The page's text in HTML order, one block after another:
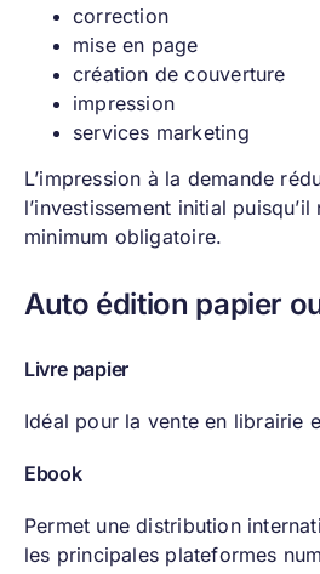
correction
mise en page
création de couverture
impression
services marketing
L’impression à la demande
l’investissement initial
minimum obligatoire.
Auto édition papier
Livre papier
Idéal pour la vente en librairie
Ebook
Permet une distribution
les principales plateformes